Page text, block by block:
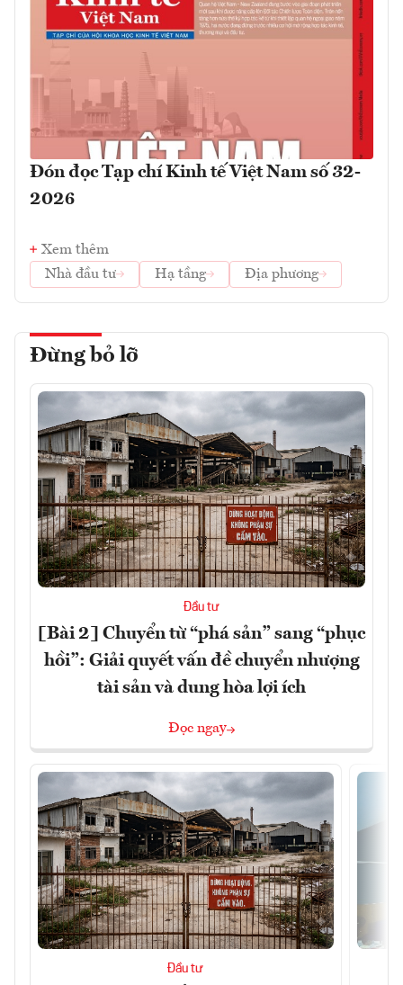
Đón đọc Tạp chí Kinh tế Việt Nam số 32-
2026
Xem thêm
Nhà đầu tư
Hạ tầng Địa phương
Đừng bỏ lỡ
Đầu tư
[Bài 2] Chuyển từ “phá sản” sang “phục
hồi”: Giải quyết vấn đề chuyển nhượng
tài sản và dung hòa lợi ích
Đọc ngay
Đầu tư